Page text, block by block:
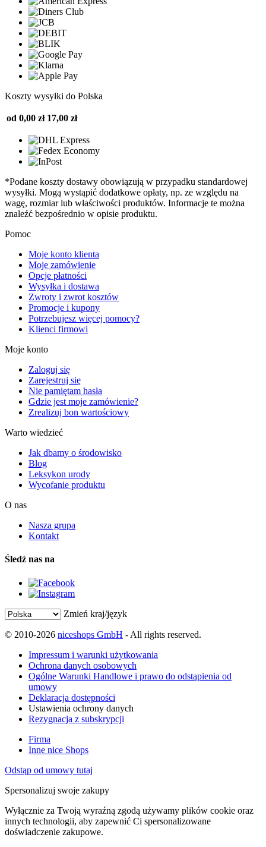
Koszty wysyłki do Polska
od 0,00 zł 17,00 zł
*Podane koszty dostawy obowiązują w przypadku standardowej
wysyłki. Mogą wystąpić dodatkowe opłaty, np. ze względu na
wagę, rozmiar lub właściwości produktów. Informacje te można
znaleźć bezpośrednio w opisie produktu.
Pomoc
Moje konto klienta
Moje zamówienie
Opcje płatności
Wysyłka i dostawa
Zwroty i zwrot kosztów
Promocje i kupony
Potrzebujesz więcej pomocy?
Klienci firmowi
Moje konto
Zaloguj się
Zarejestruj się
Nie pamiętam hasła
Gdzie jest moje zamówienie?
Zrealizuj bon wartościowy
Warto wiedzieć
Jak dbamy o środowisko
Blog
Leksykon urody
Wycofanie produktu
O nas
Nasza grupa
Kontakt
Śledź nas na
Zmień kraj/język
© 2010-2026 niceshops GmbH - All rights reserved.
Impressum i warunki użytkowania
Ochrona danych osobowych
Ogólne Warunki Handlowe i prawo do odstąpienia od
umowy
Deklaracja dostępności
Ustawienia ochrony danych
Rezygnacja z subskrypcji
Firma
Inne nice Shops
Odstąp od umowy tutaj
Spersonalizuj swoje zakupy
Wyłącznie za Twoją wyraźną zgodą używamy plików cookie oraz
innych technologii, aby zapewnić Ci spersonalizowane
doświadczenie zakupowe.